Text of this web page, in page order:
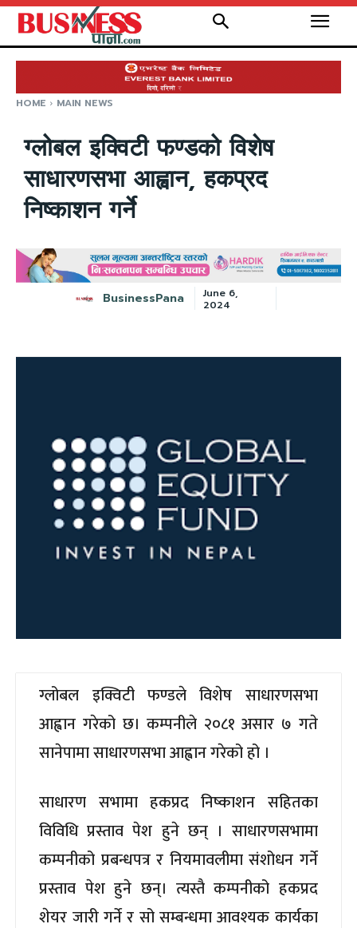
HOME MAIN NEWS
ग्लोबल इक्विटी फण्डको विशेष
साधारणसभा आह्वान, हकप्रद
निष्काशन गर्ने
BusinessPana
June 6,
2024
ग्लोबल इक्विटी फण्डले विशेष साधारणसभा
आह्वान गरेको छ। कम्पनीले २०८१ असार ७ गते
सानेपामा साधारणसभा आह्वान गरेको हो ।
साधारण सभामा हकप्रद निष्काशन सहितका
विविधि प्रस्ताव पेश हुने छन् । साधारणसभामा
कम्पनीको प्रबन्धपत्र र नियमावलीमा संशोधन गर्ने
प्रस्ताव पेश हुने छन्। त्यस्तै कम्पनीको हकप्रद
शेयर जारी गर्ने र सो सम्बन्धमा आवश्यक कार्यका